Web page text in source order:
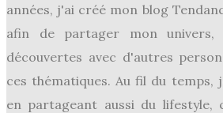
années, j'ai créé mon blog
afin de partager mon
découvertes avec d'autres
ces thématiques. Au fil du temps,
en partageant aussi du lifestyle,